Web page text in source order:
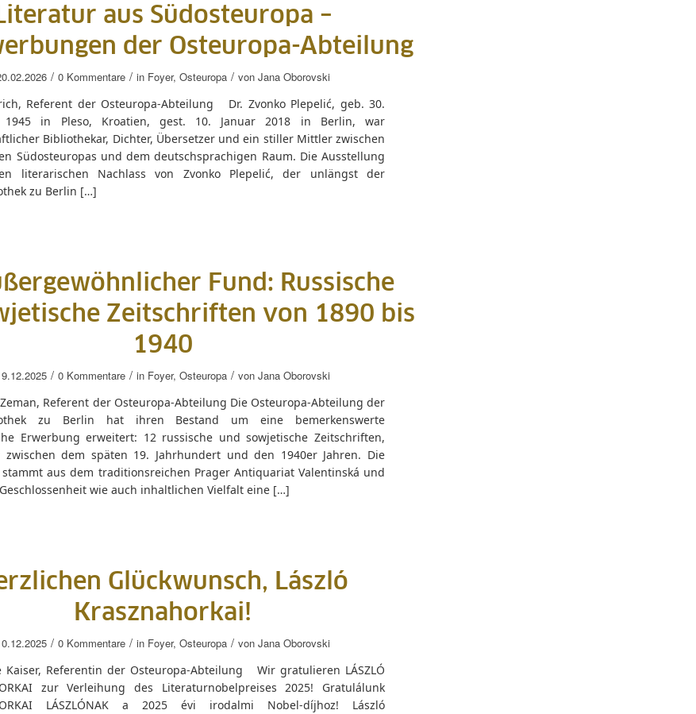
aus Südosteuropa –
der Osteuropa-Abteilung
/ 0 Kommentare / in Foyer, Osteuropa / von Jana Oborovski
Referent der Osteuropa-Abteilung Dr. Zvonko Plepelić, geb. 30.
1945 in Pleso, Kroatien, gest. 10. Januar 2018 in Berlin, war
Bibliothekar, Dichter, Übersetzer und ein stiller Mittler zwischen
Südosteuropas und dem deutschsprachigen Raum. Die Ausstellung
literarischen Nachlass von Zvonko Plepelić, der unlängst der
zu Berlin […]
Fund: Russische
Zeitschriften von 1890 bis
1940
/ 0 Kommentare / in Foyer, Osteuropa / von Jana Oborovski
Zeman, Referent der Osteuropa-Abteilung Die Osteuropa-Abteilung der
zu Berlin hat ihren Bestand um eine bemerkenswerte
Erwerbung erweitert: 12 russische und sowjetische Zeitschriften,
zwischen dem späten 19. Jahrhundert und den 1940er Jahren. Die
aus dem traditionsreichen Prager Antiquariat Valentinská und
wie auch inhaltlichen Vielfalt eine […]
Glückwunsch, László
Krasznahorkai!
/ 0 Kommentare / in Foyer, Osteuropa / von Jana Oborovski
Kaiser, Referentin der Osteuropa-Abteilung Wir gratulieren LÁSZLÓ
zur Verleihung des Literaturnobelpreises 2025! Gratulálunk
LÁSZLÓNAK a 2025 évi irodalmi Nobel-díjhoz! László